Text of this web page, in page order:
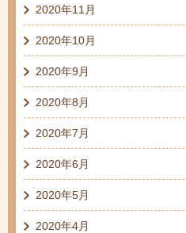
2020年11月
2020年10月
2020年9月
2020年8月
2020年7月
2020年6月
2020年5月
2020年4月